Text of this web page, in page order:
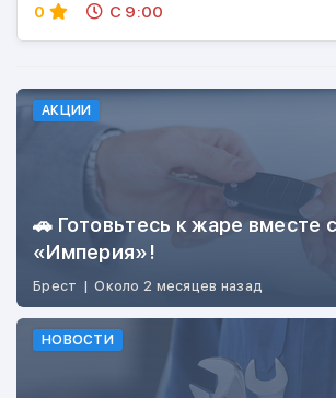
0
С 9:00
АКЦИИ
🚗 Готовьтесь к жаре вместе
«Империя»!
Брест | Около 2 месяцев назад
НОВОСТИ